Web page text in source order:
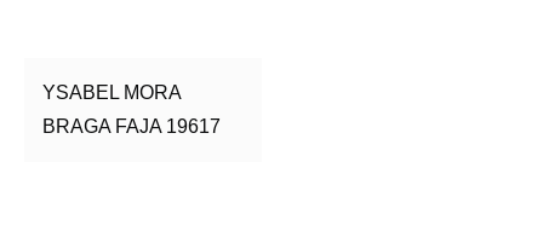
YSABEL MORA
BRAGA FAJA 19617